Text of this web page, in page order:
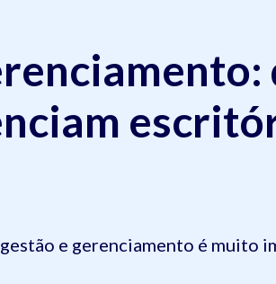
e gerenciamento é muito